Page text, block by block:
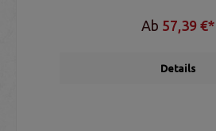
Ab 57,39 €*
Details